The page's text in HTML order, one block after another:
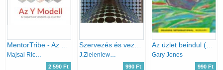
Majsai Richárd
2 590 Ft
J.Zieleniewski
990 Ft
Az üzlet beindul (Üzlettárs könyvek)
Gary Jones
990 Ft